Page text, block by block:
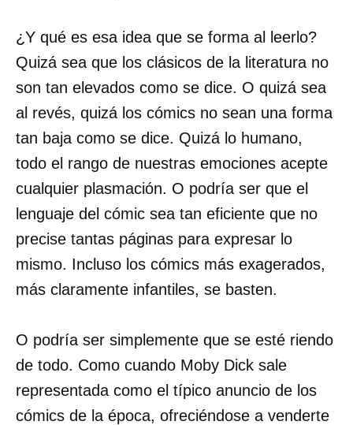
¿Y qué es esa idea que se forma al leerlo?
Quizá sea que los clásicos de la literatura no
son tan elevados como se dice. O quizá sea
al revés, quizá los cómics no sean una forma
tan baja como se dice. Quizá lo humano,
todo el rango de nuestras emociones acepte
cualquier plasmación. O podría ser que el
lenguaje del cómic sea tan eficiente que no
precise tantas páginas para expresar lo
mismo. Incluso los cómics más exagerados,
más claramente infantiles, se basten.
O podría ser simplemente que se esté riendo
de todo. Como cuando Moby Dick sale
representada como el típico anuncio de los
cómics de la época, ofreciéndose a venderte